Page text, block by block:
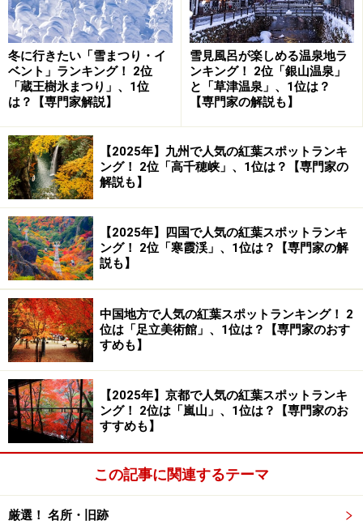
美山かやぶきの里（Yahoo! 地図情報）は、京都府の北部
に位置する南丹市美山町にあります。京都府とは言って
も、福井県との県境が近い山間の地です。
呼ばれる街道が整備されました。
九里半街道：小浜から（近江）今津を経て琵琶湖を
渡り、大津から京へ向かうルート
東の鯖街道：小浜から花背峠、鞍馬を経て京へ向か
う山間のルート
西の鯖街道：（若狭）高浜から知井、鷹峯（たかが
みね）を経て京へ向かう山間のルート
この3ルートのうち「西の鯖街道」が美山を通ってお
り、往来する人々で賑わいました。
紅葉が美しい、美山の茅葺き屋根の家が並ぶ風景。春の桜、
夏の新緑、冬の雪に覆われる風景も素敵です（2011年11月
27日撮影）
明治時代に入り、交通の近代化で全国に鉄道網の整備が
進みましたが、美山周辺は鉄道から離れていたこともあ
り、時代の流れとは異なるスピードで時を刻んでいきま
冬に行きたい「雪まつり・イ
ベント」ランキング！ 2位
「蔵王樹氷まつり」、1位
は？【専門家解説】
雪見風呂が楽しめる温泉地ラ
ンキング！ 2位「銀山温泉」
と「草津温泉」、1位は？
【専門家の解説も】
【2025年】九州で人気の紅葉スポットランキ
ング！ 2位「高千穂峡」、1位は？【専門家の
解説も】
【2025年】四国で人気の紅葉スポットランキ
ング！ 2位「寒霞渓」、1位は？【専門家の解
説も】
中国地方で人気の紅葉スポットランキング！ 2
位は「足立美術館」、1位は？【専門家のおす
すめも】
【2025年】京都で人気の紅葉スポットランキ
ング！ 2位は「嵐山」、1位は？【専門家のお
すすめも】
この記事に関連するテーマ
厳選！ 名所・旧跡